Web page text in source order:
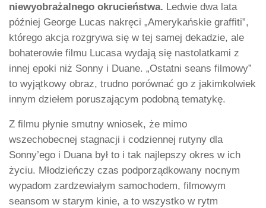
niewyobrażalnego okrucieństwa. Ledwie dwa lata
później George Lucas nakręci „Amerykańskie graffiti”,
którego akcja rozgrywa się w tej samej dekadzie, ale
bohaterowie filmu Lucasa wydają się nastolatkami z
innej epoki niż Sonny i Duane. „Ostatni seans filmowy”
to wyjątkowy obraz, trudno porównać go z jakimkolwiek
innym dziełem poruszającym podobną tematykę.
Z filmu płynie smutny wniosek, że mimo
wszechobecnej stagnacji i codziennej rutyny dla
Sonny’ego i Duana był to i tak najlepszy okres w ich
życiu. Młodzieńczy czas podporządkowany nocnym
wypadom zardzewiałym samochodem, filmowym
seansom w starym kinie, a to wszystko w rytm